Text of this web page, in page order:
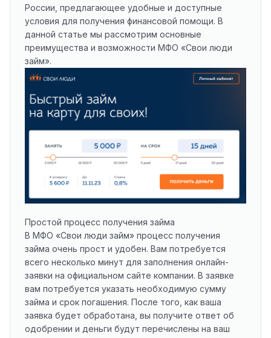
России, предлагающее удобные и доступные
условия для получения финансовой помощи. В
данной статье мы рассмотрим основные
преимущества и возможности МФО «Свои люди
займ».
Простой процесс получения займа
В МФО «Свои люди займ» процесс получения
займа очень прост и удобен. Вам потребуется
всего несколько минут для заполнения онлайн-
заявки на официальном сайте компании. В заявке
вам потребуется указать необходимую сумму
займа и срок погашения. После того, как ваша
заявка будет обработана, вы получите ответ об
одобрении и деньги будут перечислены на ваш